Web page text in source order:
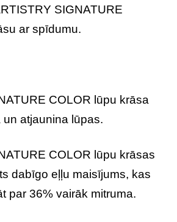
SIGNATURE
ar spīdumu.
COLOR lūpu krāsa
un atjaunina lūpas.
COLOR lūpu krāsas
dabīgo eļļu maisījums, kas
par 36% vairāk mitruma.